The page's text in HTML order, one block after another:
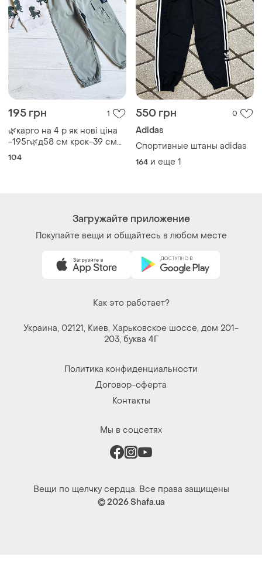
195 грн 1
🌿карго на 4 р як нові ціна
-195г🌿д58 см крок-39 см
пояс-24 см
104
550 грн 0
Adidas
Cпортивные штаны adidas
164 и еще 1
Загружайте приложение
Покупайте вещи и общайтесь в любом месте
Как это работает?
Украина, 02121, Киев, Харьковское шоссе, дом 201-
203, буква 4Г
Политика конфиденциальности
Договор-оферта
Контакты
Мы в соцсетях
Вещи по щелчку сердца. Все права защищены
© 2026Shafa.ua